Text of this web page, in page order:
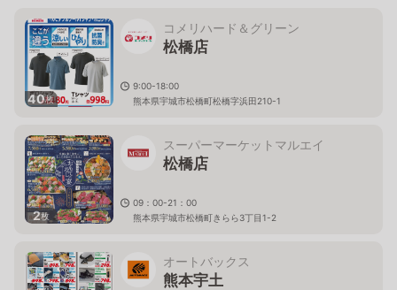
40枚
コメリハード＆グリーン
松橋店
9:00-18:00
熊本県宇城市松橋町松橋字浜田210-1
2枚
スーパーマーケットマルエイ
松橋店
09：00-21：00
熊本県宇城市松橋町きらら3丁目1-2
オートバックス
熊本宇土